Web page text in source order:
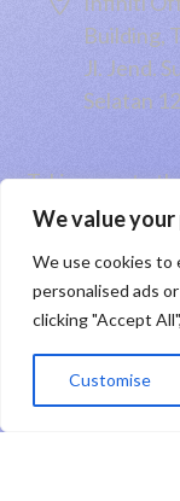
We value
We use cookies to
personalised ads
clicking "Accept
Customise
Building,
Jl. Jend.
Selatan
Taking you to
PT RHP Cipta
Sitemap|